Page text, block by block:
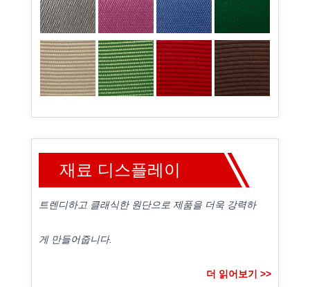
재료 디스플레이
트렌디하고 클래식한 원단으로 제품을 더욱 강력하
게 만들어줍니다.
더 읽어보기 >>